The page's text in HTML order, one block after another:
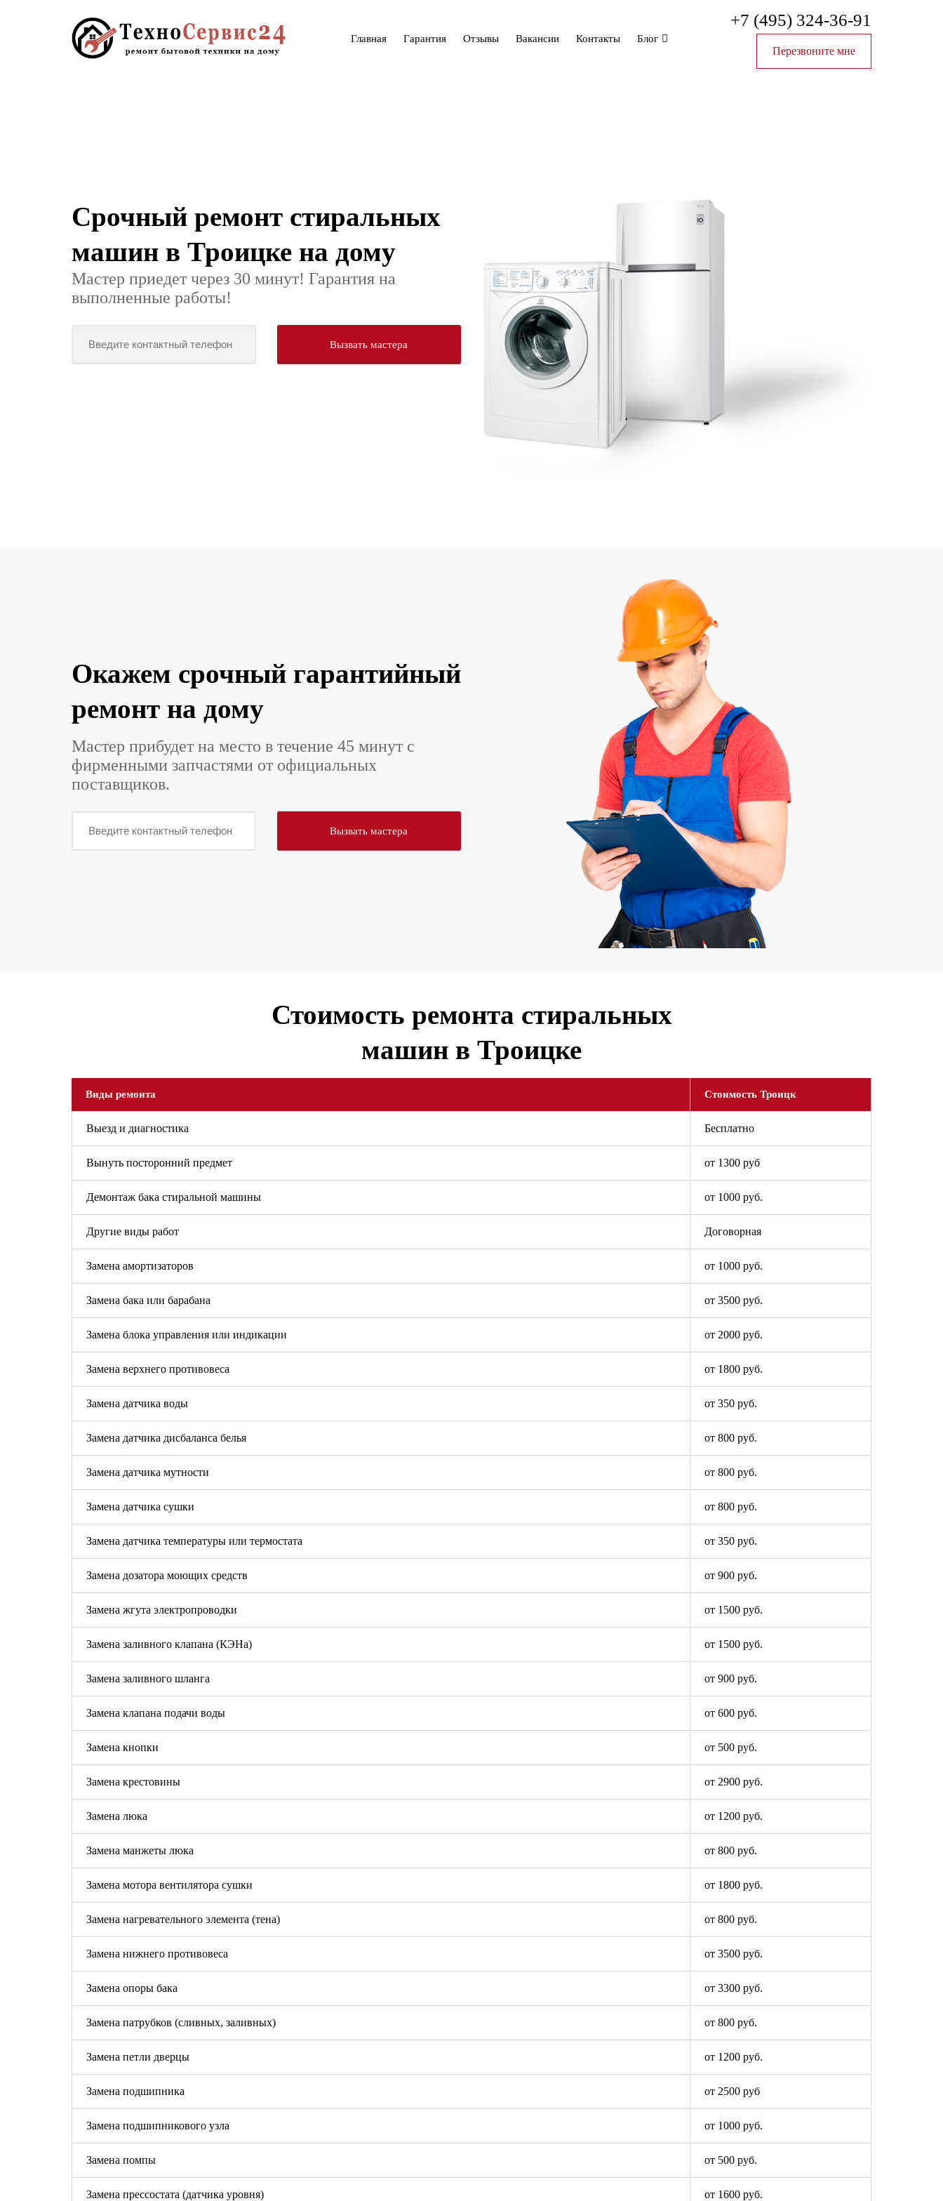
Главная Гарантия Отзывы Вакансии Контакты Блог
+7 (495) 324-36-91
Перезвоните мне
Срочный ремонт стиральных
машин в Троицке на дому
Мастер приедет через 30 минут! Гарантия на
Окажем срочный гарантийный
ремонт на дому
Мастер прибудет на место в течение 45 минут с
фирменными запчастями от официальных
поставщиков.
Стоимость ремонта стиральных
машин в Троицке
Виды ремонта Стоимость Троицк
Выезд и диагностика Бесплатно
Вынуть посторонний предмет от 1300 руб
Демонтаж бака стиральной машины от 1000 руб.
Другие виды работ Договорная
Замена амортизаторов от 1000 руб.
Замена бака или барабана от 3500 руб.
Замена блока управления или индикации от 2000 руб.
Замена верхнего противовеса от 1800 руб.
Замена датчика воды от 350 руб.
Замена датчика дисбаланса белья от 800 руб.
Замена датчика мутности от 800 руб.
Замена датчика сушки от 800 руб.
Замена датчика температуры или термостата от 350 руб.
Замена дозатора моющих средств от 900 руб.
Замена жгута электропроводки от 1500 руб.
Замена заливного клапана (КЭНа) от 1500 руб.
Замена заливного шланга от 900 руб.
Замена клапана подачи воды от 600 руб.
Замена кнопки от 500 руб.
Замена крестовины от 2900 руб.
Замена люка от 1200 руб.
Замена манжеты люка от 800 руб.
Замена мотора вентилятора сушки от 1800 руб.
Замена нагревательного элемента (тена) от 800 руб.
Замена нижнего противовеса от 3500 руб.
Замена опоры бака от 3300 руб.
Замена патрубков (сливных, заливных) от 800 руб.
Замена петли дверцы от 1200 руб.
Замена подшипника от 2500 руб
Замена подшипникового узла от 1000 руб.
Замена помпы от 500 руб.
Замена прессостата (датчика уровня) от 1600 руб.